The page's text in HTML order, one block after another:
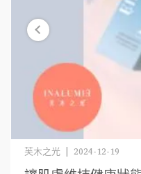
芙木之光 | 2024-12-19